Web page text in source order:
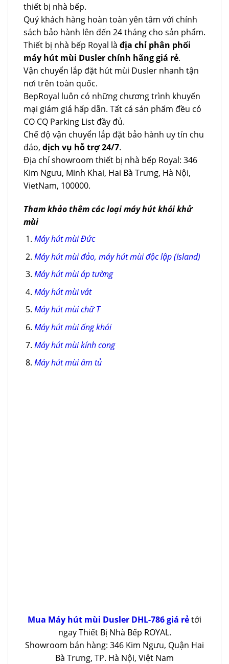
thiết bị nhà bếp.
Quý khách hàng hoàn toàn yên tâm với chính
sách bảo hành lên đến 24 tháng cho sản phẩm.
Thiết bị nhà bếp Royal là địa chỉ phân phối
máy hút mùi Dusler chính hãng giá rẻ.
Vận chuyển lắp đặt hút mùi Dusler nhanh tận
nơi trên toàn quốc.
BepRoyal luôn có những chương trình khuyến
mại giảm giá hấp dẫn. Tất cả sản phẩm đều có
CO CQ Parking List đầy đủ.
Chế độ vận chuyển lắp đặt bảo hành uy tín chu
đáo, dịch vụ hỗ trợ 24/7.
Địa chỉ showroom thiết bị nhà bếp Royal: 346
Kim Ngưu, Minh Khai, Hai Bà Trưng, Hà Nội,
VietNam, 100000.
Tham khảo thêm các loại máy hút khói khử
mùi
Máy hút mùi Đức
Máy hút mùi đảo, máy hút mùi độc lập (Island)
Máy hút mùi áp tường
Máy hút mùi vát
Máy hút mùi chữ T
Máy hút mùi ống khói
Máy hút mùi kính cong
Máy hút mùi âm tủ
Mua Máy hút mùi Dusler DHL-786 giá rẻtới
ngay Thiết Bị Nhà Bếp ROYAL.
Showroom bán hàng: 346 Kim Ngưu, Quận Hai
Bà Trưng, TP. Hà Nội, Việt Nam